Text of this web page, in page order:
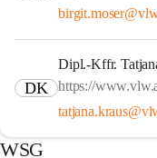
DK
Dipl.-Kffr.
https://
WSG